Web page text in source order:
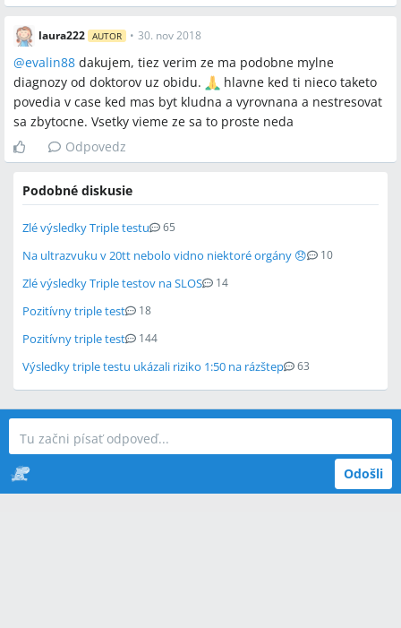
laura222 AUTOR • 30. nov 2018
@evalin88 dakujem, tiez verim ze ma podobne mylne
diagnozy od doktorov uz obidu.
hlavne ked ti nieco taketo
povedia v case ked mas byt kludna a vyrovnana a nestresovat
sa zbytocne. Vsetky vieme ze sa to proste neda
Odpovedz
Podobné diskusie
Zlé výsledky Triple testu 65
Na ultrazvuku v 20tt nebolo vidno niektoré orgány 😞 10
Zlé výsledky Triple testov na SLOS 14
Pozitívny triple test 18
Pozitívny triple test 144
Výsledky triple testu ukázali riziko 1:50 na rázštep 63
Odošli